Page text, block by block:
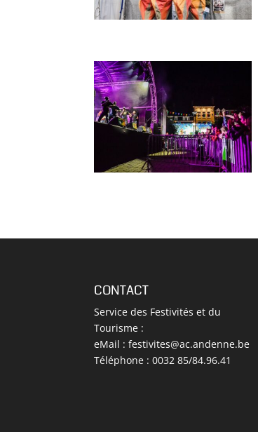
CONTACT
Service des Festivités et du
Tourisme :
eMail :festivites@ac.andenne.be
Téléphone : 0032 85/84.96.41